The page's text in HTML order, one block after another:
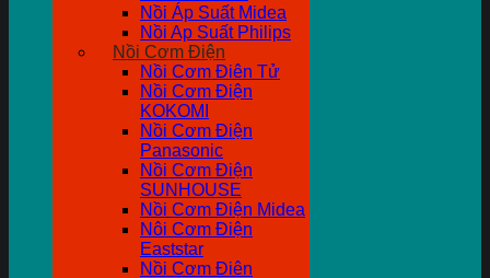
Nồi Áp Suất Midea
Nồi Ap Suất Philips
Nồi Cơm Điện
Nồi Cơm Điên Tử
Nồi Cơm Điện
KOKOMI
Nồi Cơm Điện
Panasonic
Nồi Cơm Điện
SUNHOUSE
Nồi Cơm Điện Midea
Nôi Cơm Điện
Eaststar
Nồi Cơm Điên